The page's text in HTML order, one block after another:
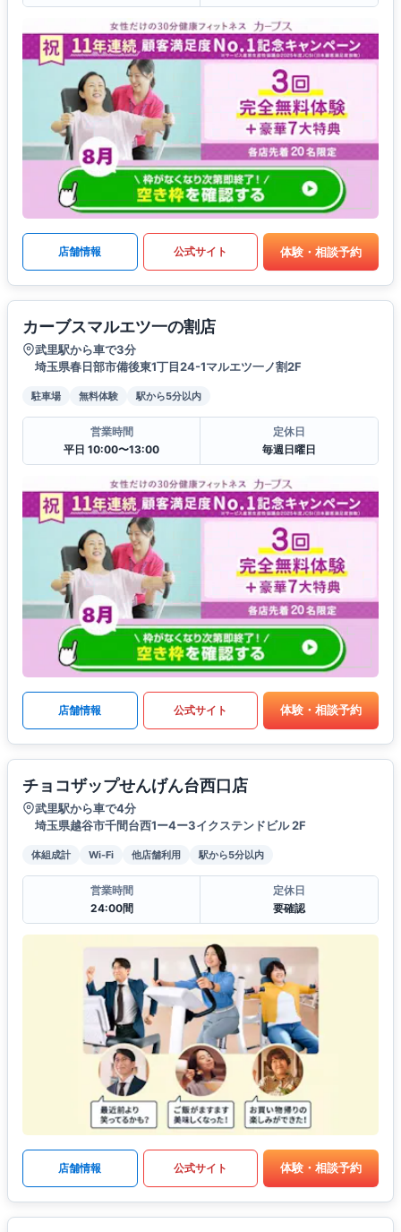
店舗情報 公式サイト 体験・相談予約
カーブスマルエツ一の割店
武里駅から車で3分
埼玉県春日部市備後東1丁目24-1マルエツ一ノ割2F
駐車場 無料体験 駅から5分以内
営業時間
平日 10:00〜13:00
定休日
毎週日曜日
店舗情報 公式サイト 体験・相談予約
チョコザップせんげん台西口店
武里駅から車で4分
埼玉県越谷市千間台西1ー4ー3イクステンドビル 2F
体組成計 Wi-Fi 他店舗利用 駅から5分以内
営業時間
24:00間
定休日
要確認
店舗情報 公式サイト 体験・相談予約